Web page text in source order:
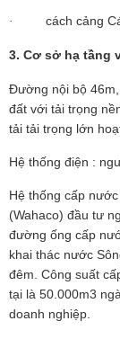
· cách cảng
3. Cơ sở hạ tầng
Đường nội bộ
đất với tải trọng
tải tải trọng lớn
Hệ thống điện :
Hệ thống cấp
(Wahaco) đầu tư
đường ống cấp
khai thác nước
đêm. Công suất
tại là 50.000m3
doanh nghiệp.